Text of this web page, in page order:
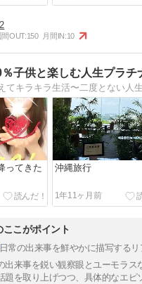
間OUT:150 月間IN:10
子供と楽しむ人生プラチ
てキラキラ生活〜二度とない人
ってきた 沖縄旅行
1年11ヶ月前
ここがポイント
日常の出来事を鮮やかに描写するリ
出来事を鋭い観察眼とユーモラス
題を取り上げつつ、具体的なエピ